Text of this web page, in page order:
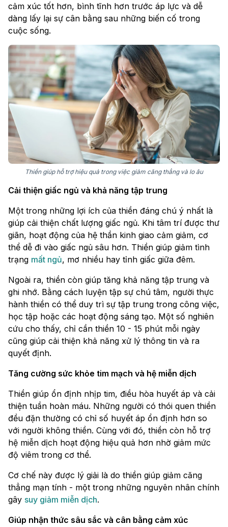
cảm xúc tốt hơn, bình tĩnh hơn trước áp lực và dễ
dàng lấy lại sự cân bằng sau những biến cố trong
cuộc sống.
Thiền giúp hỗ trợ hiệu quả trong việc giảm căng thẳng và lo âu
Cải thiện giấc ngủ và khả năng tập trung
Một trong những lợi ích của thiền đáng chú ý nhất là
giúp cải thiện chất lượng giấc ngủ. Khi tâm trí được thư
giãn, hoạt động của hệ thần kinh giao cảm giảm, cơ
thể dễ đi vào giấc ngủ sâu hơn. Thiền giúp giảm tình
trạng mất ngủ, mơ nhiều hay tỉnh giấc giữa đêm.
Ngoài ra, thiền còn giúp tăng khả năng tập trung và
ghi nhớ. Bằng cách luyện tập sự chú tâm, người thực
hành thiền có thể duy trì sự tập trung trong công việc,
học tập hoặc các hoạt động sáng tạo. Một số nghiên
cứu cho thấy, chỉ cần thiền 10 - 15 phút mỗi ngày
cũng giúp cải thiện khả năng xử lý thông tin và ra
quyết định.
Tăng cường sức khỏe tim mạch và hệ miễn dịch
Thiền giúp ổn định nhịp tim, điều hòa huyết áp và cải
thiện tuần hoàn máu. Những người có thói quen thiền
đều đặn thường có chỉ số huyết áp ổn định hơn so
với người không thiền. Cùng với đó, thiền còn hỗ trợ
hệ miễn dịch hoạt động hiệu quả hơn nhờ giảm mức
độ viêm trong cơ thể.
Cơ chế này được lý giải là do thiền giúp giảm căng
thẳng mạn tính - một trong những nguyên nhân chính
gây suy giảm miễn dịch.
Giúp nhận thức sâu sắc và cân bằng cảm xúc